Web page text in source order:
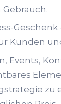
Geschenk
Kunden
Events,
zu